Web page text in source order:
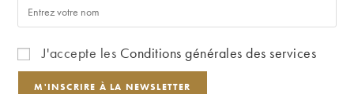
J'accepte les Conditions générales des services